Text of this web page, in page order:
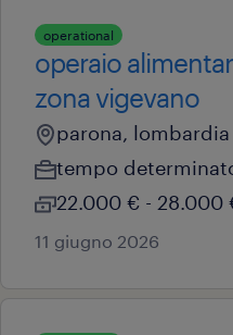
operational
operaio
zona vigevano
parona, lombardia
tempo
22.000 € - 28.000
11 giugno 2026